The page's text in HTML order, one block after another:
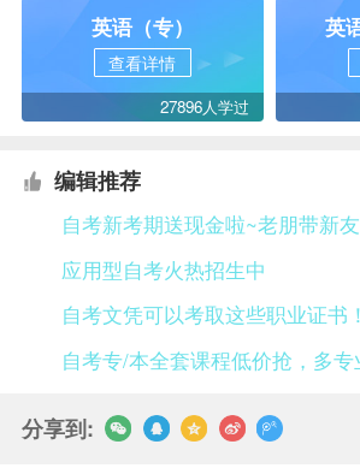
英语（专）
查看详情
27896人学过
英
编辑推荐
自考新考期送现金啦~老朋带新
应用型自考火热招生中
自考文凭可以考取这些职业证书！
自考专/本全套课程低价抢，多
分享到: